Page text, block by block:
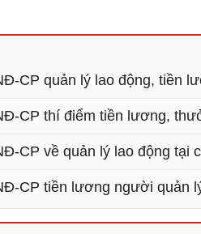
CP quản lý lao động, tiền
CP thí điểm tiền lương,
CP về quản lý lao động tại
CP tiền lương người quản